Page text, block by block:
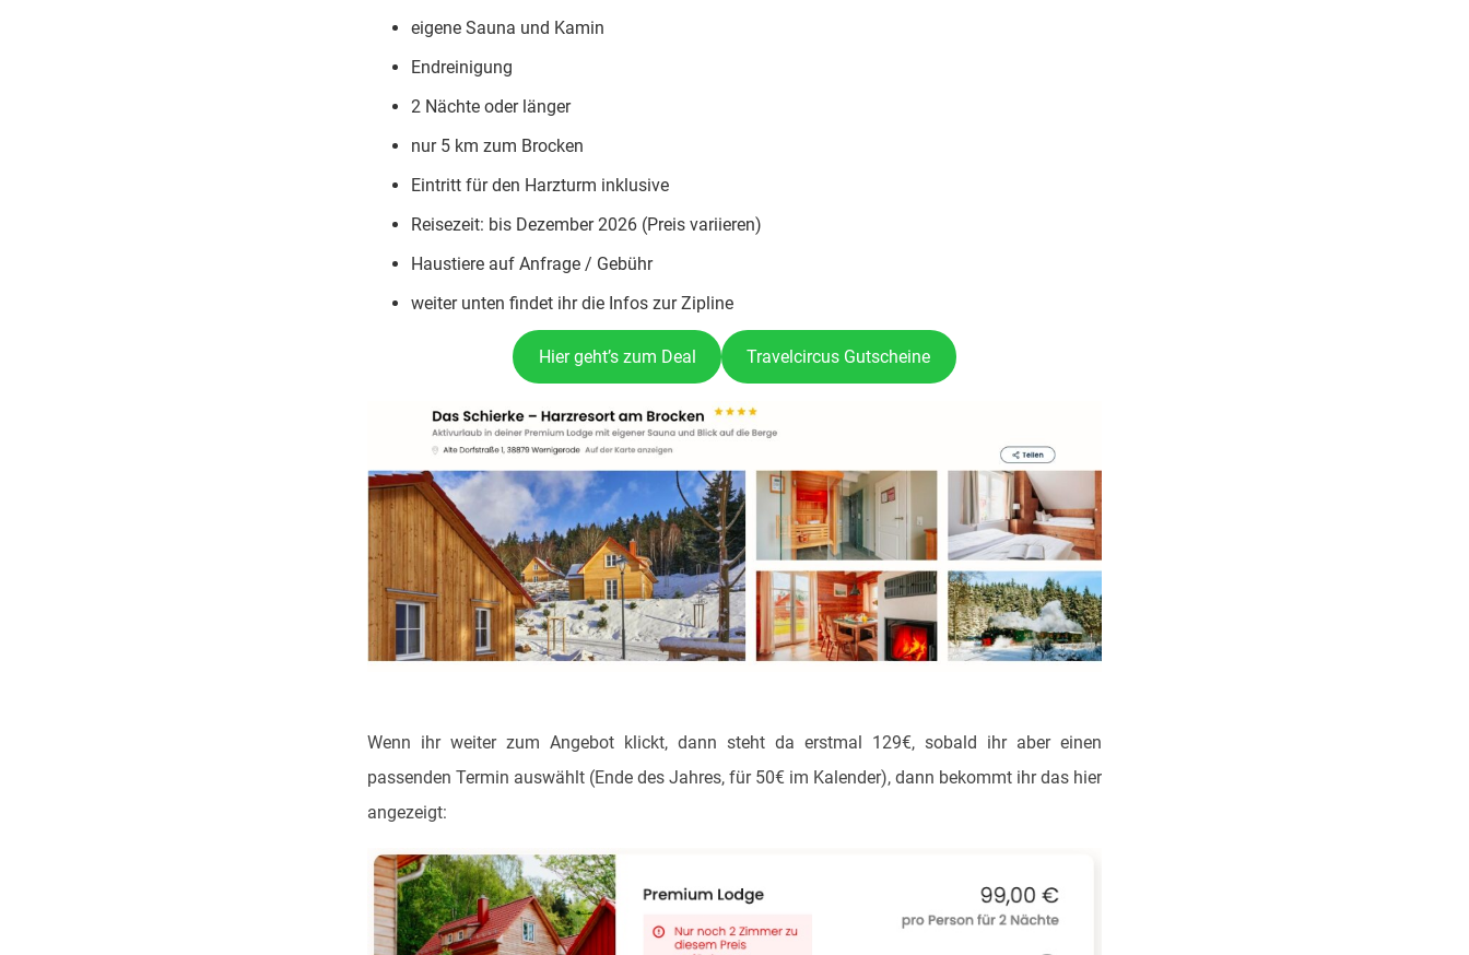
eigene Sauna und Kamin
Endreinigung
2 Nächte oder länger
nur 5 km zum Brocken
Eintritt für den Harzturm inklusive
Reisezeit: bis Dezember 2026 (Preis variieren)
Haustiere auf Anfrage / Gebühr
weiter unten findet ihr die Infos zur Zipline
Hier geht’s zum Deal Travelcircus Gutscheine
Wenn ihr weiter zum Angebot klickt, dann steht da erstmal 129€, sobald ihr aber einen
passenden Termin auswählt (Ende des Jahres, für 50€ im Kalender), dann bekommt ihr das hier
angezeigt: